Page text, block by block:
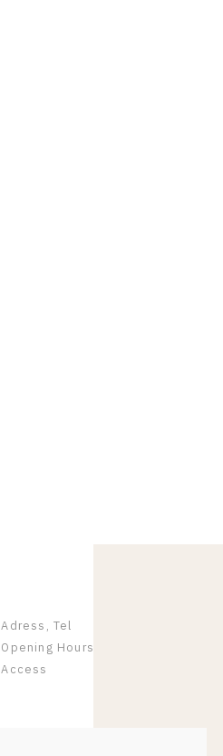
Adress, Tel
Opening Hours
Access